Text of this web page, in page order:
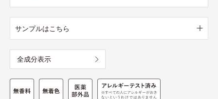
サンプルはこちら
全成分表示